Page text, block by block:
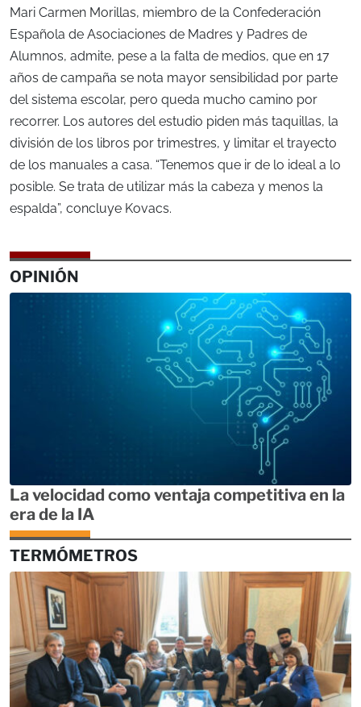
Mari Carmen Morillas, miembro de la Confederación
Española de Asociaciones de Madres y Padres de
Alumnos, admite, pese a la falta de medios, que en 17
años de campaña se nota mayor sensibilidad por parte
del sistema escolar, pero queda mucho camino por
recorrer. Los autores del estudio piden más taquillas, la
división de los libros por trimestres, y limitar el trayecto
de los manuales a casa. “Tenemos que ir de lo ideal a lo
posible. Se trata de utilizar más la cabeza y menos la
espalda”, concluye Kovacs.
OPINIÓN
La velocidad como ventaja competitiva en la
era de la IA
TERMÓMETROS